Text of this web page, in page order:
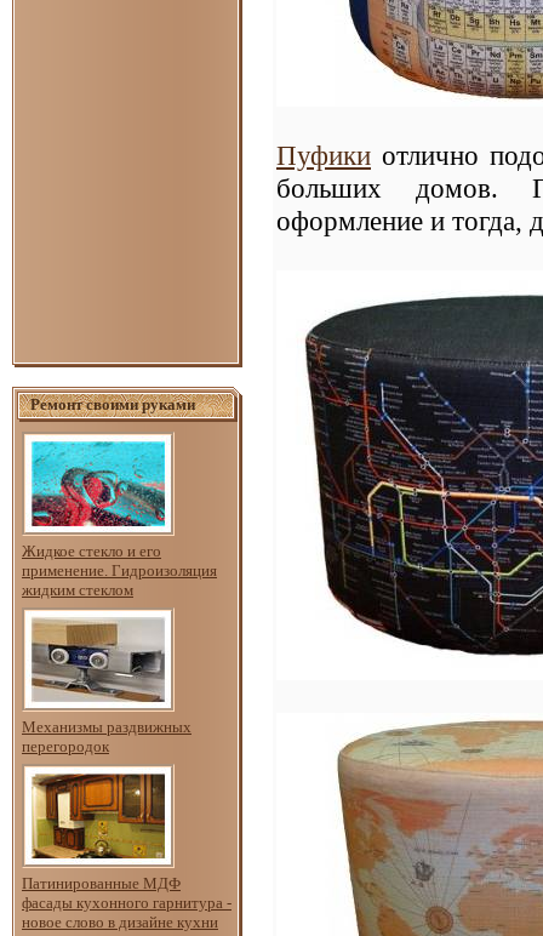
Ремонт своими руками
Жидкое стекло и его
применение. Гидроизоляция
жидким стеклом
Механизмы раздвижных
перегородок
Патинированные МДФ
фасады кухонного гарнитура -
новое слово в дизайне кухни
Пуфики отлично
больших домов.
оформление и тогда,